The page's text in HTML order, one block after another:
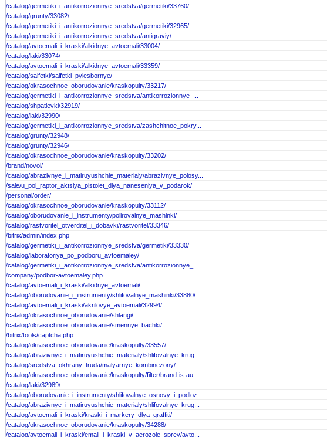
/catalog/germetiki_i_antikorrozionnye_sredstva/germetiki/33760/
/catalog/grunty/33082/
/catalog/germetiki_i_antikorrozionnye_sredstva/germetiki/32965/
/catalog/germetiki_i_antikorrozionnye_sredstva/antigraviy/
/catalog/avtoemali_i_kraski/alkidnye_avtoemali/33004/
/catalog/laki/33074/
/catalog/avtoemali_i_kraski/alkidnye_avtoemali/33359/
/catalog/salfetki/salfetki_pylesbornye/
/catalog/okrasochnoe_oborudovanie/kraskopulty/33217/
/catalog/germetiki_i_antikorrozionnye_sredstva/antikorrozionnye_...
/catalog/shpatlevki/32919/
/catalog/laki/32990/
/catalog/germetiki_i_antikorrozionnye_sredstva/zashchitnoe_pokry...
/catalog/grunty/32948/
/catalog/grunty/32946/
/catalog/okrasochnoe_oborudovanie/kraskopulty/33202/
/brand/novol/
/catalog/abrazivnye_i_matiruyushchie_materialy/abrazivnye_polosy...
/sale/u_pol_raptor_aktsiya_pistolet_dlya_naneseniya_v_podarok/
/personal/order/
/catalog/okrasochnoe_oborudovanie/kraskopulty/33112/
/catalog/oborudovanie_i_instrumenty/polirovalnye_mashinki/
/catalog/rastvoritel_otverditel_i_dobavki/rastvoritel/33346/
/bitrix/admin/index.php
/catalog/germetiki_i_antikorrozionnye_sredstva/germetiki/33330/
/catalog/laboratoriya_po_podboru_avtoemaley/
/catalog/germetiki_i_antikorrozionnye_sredstva/antikorrozionnye_...
/company/podbor-avtoemaley.php
/catalog/avtoemali_i_kraski/alkidnye_avtoemali/
/catalog/oborudovanie_i_instrumenty/shlifovalnye_mashinki/33880/
/catalog/avtoemali_i_kraski/akrilovye_avtoemali/32994/
/catalog/okrasochnoe_oborudovanie/shlangi/
/catalog/okrasochnoe_oborudovanie/smennye_bachki/
/bitrix/tools/captcha.php
/catalog/okrasochnoe_oborudovanie/kraskopulty/33557/
/catalog/abrazivnye_i_matiruyushchie_materialy/shlifovalnye_krug...
/catalog/sredstva_okhrany_truda/malyarnye_kombinezony/
/catalog/okrasochnoe_oborudovanie/kraskopulty/filter/brand-is-au...
/catalog/laki/32989/
/catalog/oborudovanie_i_instrumenty/shlifovalnye_osnovy_i_podloz...
/catalog/abrazivnye_i_matiruyushchie_materialy/shlifovalnye_krug...
/catalog/avtoemali_i_kraski/kraski_i_markery_dlya_graffiti/
/catalog/okrasochnoe_oborudovanie/kraskopulty/34288/
/catalog/avtoemali_i_kraski/emali_i_kraski_v_aerozole_sprey/avto...